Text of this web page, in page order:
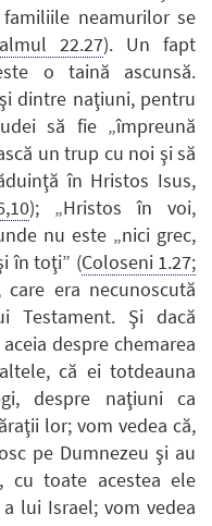
neamurilor se
22.27). Un fapt
o taină ascunsă.
dintre naţiuni, pentru
să fie „împreună
un trup cu noi şi să
în Hristos Isus,
); „Hristos în voi,
nu este „nici grec,
în toţi” (Coloseni 1.27;
era necunoscută
Testament. Şi dacă
despre chemarea
că ei totdeauna
despre naţiuni ca
lor; vom vedea că,
pe Dumnezeu şi au
cu toate acestea ele
lui Israel; vom vedea